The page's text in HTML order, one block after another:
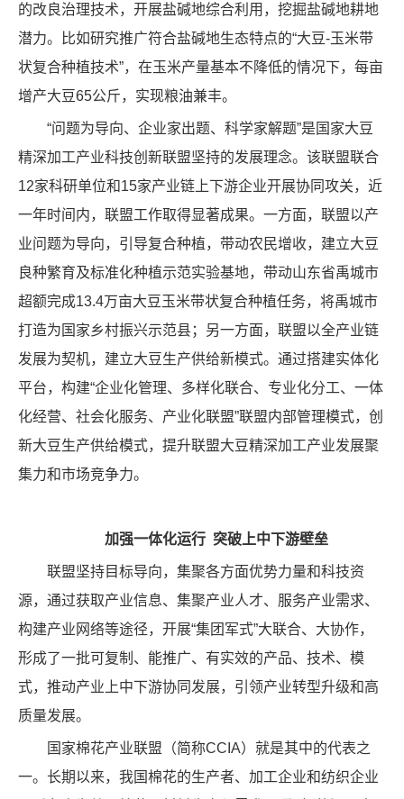
的改良治理技术，开展盐碱地综合利用，挖掘盐碱地耕地
潜力。比如研究推广符合盐碱地生态特点的“大豆-玉米带
状复合种植技术”，在玉米产量基本不降低的情况下，每亩
增产大豆65公斤，实现粮油兼丰。
“问题为导向、企业家出题、科学家解题”是国家大豆
精深加工产业科技创新联盟坚持的发展理念。该联盟联合
12家科研单位和15家产业链上下游企业开展协同攻关，近
一年时间内，联盟工作取得显著成果。一方面，联盟以产
业问题为导向，引导复合种植，带动农民增收，建立大豆
良种繁育及标准化种植示范实验基地，带动山东省禹城市
超额完成13.4万亩大豆玉米带状复合种植任务，将禹城市
打造为国家乡村振兴示范县；另一方面，联盟以全产业链
发展为契机，建立大豆生产供给新模式。通过搭建实体化
平台，构建“企业化管理、多样化联合、专业化分工、一体
化经营、社会化服务、产业化联盟”联盟内部管理模式，创
新大豆生产供给模式，提升联盟大豆精深加工产业发展聚
集力和市场竞争力。
加强一体化运行 突破上中下游壁垒
联盟坚持目标导向，集聚各方面优势力量和科技资
源，通过获取产业信息、集聚产业人才、服务产业需求、
构建产业网络等途径，开展“集团军式”大联合、大协作，
形成了一批可复制、能推广、有实效的产品、技术、模
式，推动产业上中下游协同发展，引领产业转型升级和高
质量发展。
国家棉花产业联盟（简称CCIA）就是其中的代表之
一。长期以来，我国棉花的生产者、加工企业和纺织企业